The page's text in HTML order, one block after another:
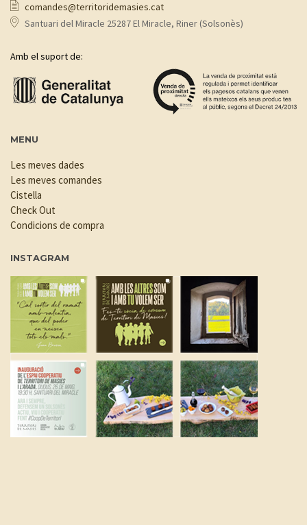
comandes@territoridemasies.cat
Santuari del Miracle 25287 El Miracle, Riner (Solsonès)
Amb el suport de:
MENU
Les meves dades
Les meves comandes
Cistella
Check Out
Condicions de compra
INSTAGRAM